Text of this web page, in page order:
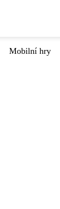
Mobilní hry